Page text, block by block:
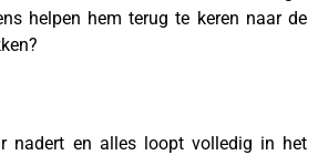
helpen hem terug te keren naar de
nadert en alles loopt volledig in het